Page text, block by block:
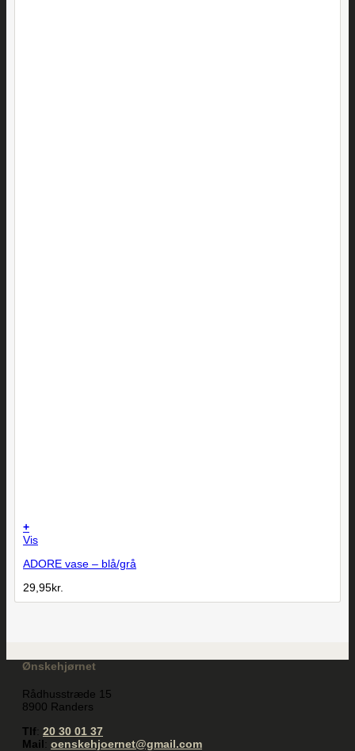
+
Vis
ADORE vase – blå/grå
29,95kr.
Ønskehjørnet
Rådhusstræde 15
8900 Randers
Tlf: 20 30 01 37
Mail: oenskehjoernet@gmail.com